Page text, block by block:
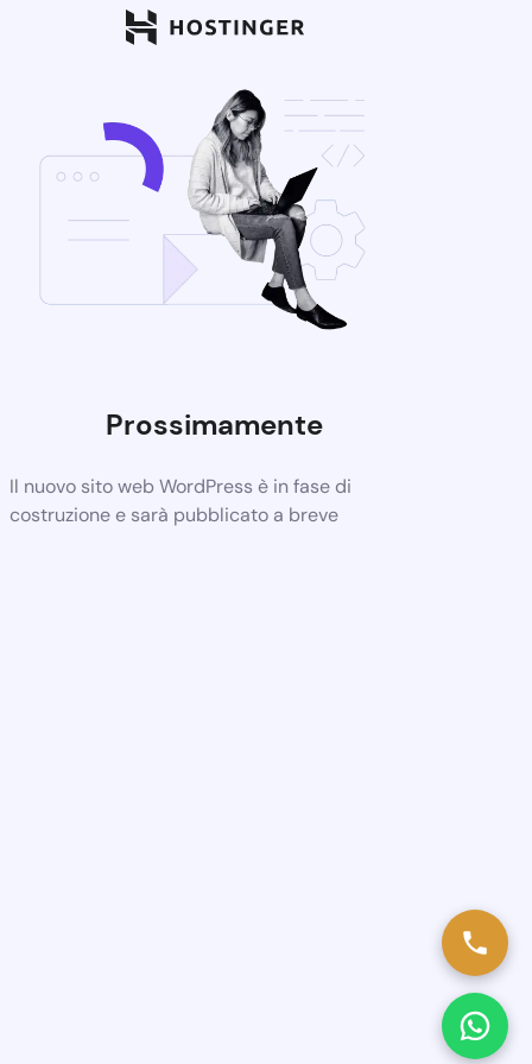
Prossimamente
Il nuovo sito web WordPress è in fase di
costruzione e sarà pubblicato a breve